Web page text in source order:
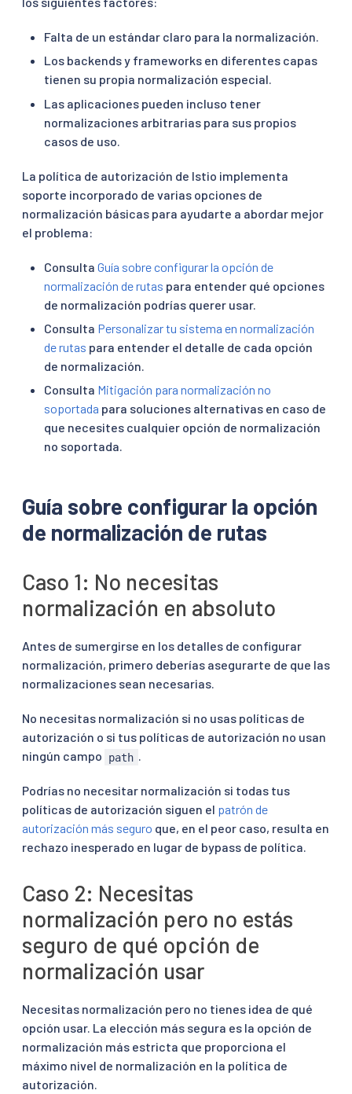
Falta de un estándar claro para la normalización.
Los backends y frameworks en diferentes capas
tienen su propia normalización especial.
Las aplicaciones pueden incluso tener
normalizaciones arbitrarias para sus propios
casos de uso.
La política de autorización de Istio implementa
soporte incorporado de varias opciones de
normalización básicas para ayudarte a abordar mejor
el problema:
Consulta Guía sobre configurar la opción de
normalización de rutas para entender qué opciones
de normalización podrías querer usar.
Consulta Personalizar tu sistema en normalización
de rutas para entender el detalle de cada opción
de normalización.
Consulta Mitigación para normalización no
soportada para soluciones alternativas en caso de
que necesites cualquier opción de normalización
no soportada.
Guía sobre configurar la opción
de normalización de rutas
Caso 1: No necesitas
normalización en absoluto
Antes de sumergirse en los detalles de configurar
normalización, primero deberías asegurarte de que las
normalizaciones sean necesarias.
No necesitas normalización si no usas políticas de
autorización o si tus políticas de autorización no usan
ningún campo
path .
Podrías no necesitar normalización si todas tus
políticas de autorización siguen el patrón de
autorización más seguro que, en el peor caso, resulta en
rechazo inesperado en lugar de bypass de política.
Caso 2: Necesitas
normalización pero no estás
seguro de qué opción de
normalización usar
Necesitas normalización pero no tienes idea de qué
opción usar. La elección más segura es la opción de
normalización más estricta que proporciona el
máximo nivel de normalización en la política de
autorización.